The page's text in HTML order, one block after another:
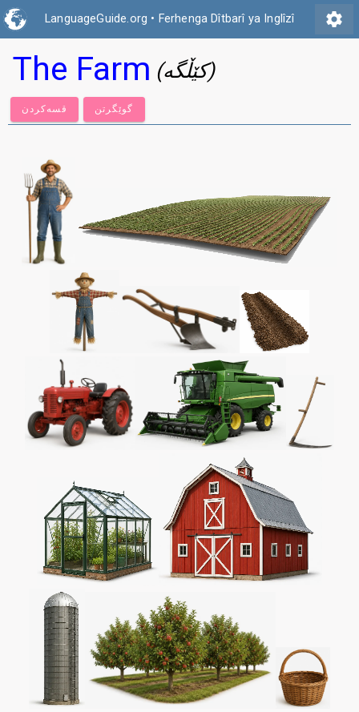
LanguageGuide.org • Ferhenga Dîtbarî ya Inglîzî settings
The Farm (کێڵگە)
قسەكردن گوێگرتن